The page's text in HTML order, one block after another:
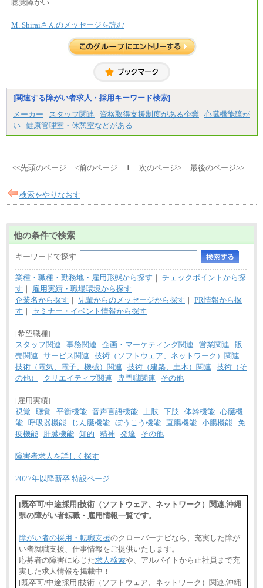
※上記に加え、所定労働時間外に勤務をした場
※試用期間中も給与に変更はございません。
＜募集各社・全職種共通＞
月給21万円以上～
※試用期間中の給与に変更はありません。
ます。
聴覚障がい
M. Shiraiさんのメッセージを読む
[関連する障がい者求人・採用キーワード検索]
メーカー
スタッフ関連 資格取得支援制度がある企業
心臓機能障が
い 健康管理室・休憩室などがある
<<先頭のページ <前のページ 1 次のページ> 最後のページ>>
検索をやりなおす
他の条件で検索
キーワードで探す
業種・職種・勤務地・雇用形態から探す ｜ チェックポイントから探
す ｜
雇用実績・職場環境から探す
企業名から探す ｜ 先輩からのメッセージから探す ｜ PR情報から探
す ｜ セミナー・イベント情報から探す
[希望職種]
スタッフ関連
事務関連 企画・マーケティング関連 営業関連
販
売関連
サービス関連
技術（ソフトウェア、ネットワーク）関連
技術（電気、電子、機械）関連
技術（建築、土木）関連
技術（そ
の他）
クリエイティブ関連 専門職関連 その他
[雇用実績]
視覚
聴覚 平衡機能 音声言語機能 上肢 下肢 体幹機能 心臓機
能 呼吸器機能 じん臓機能 ぼうこう機能 直腸機能 小腸機能 免
疫機能
肝臓機能 知的 精神 発達 その他
障害者求人を詳しく探す
2027年以降新卒 特設ページ
[既卒可/中途採用]技術（ソフトウェア、ネットワーク）関連,沖縄
県の障がい者転職・雇用情報一覧です。
障がい者の採用・転職支援のクローバーナビなら、充実した障が
い者就職支援、仕事情報をご提供いたします。
応募者の障害に応じた求人検索や、アルバイトから正社員まで充
実した求人情報を掲載中！
[既卒可/中途採用]技術（ソフトウェア、ネットワーク）関連,沖縄